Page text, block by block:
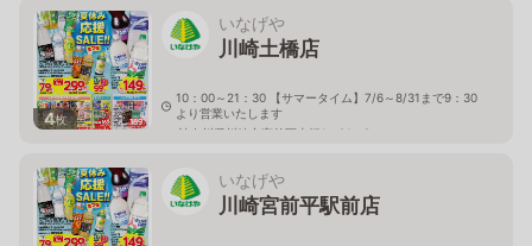
4枚
いなげや
川崎土橋店
10：00～21：30 【サマータイム】7/6～8/31まで9：30
より営業いたします
神奈川県川崎市宮前区土橋1－21－9
いなげや
川崎宮前平駅前店